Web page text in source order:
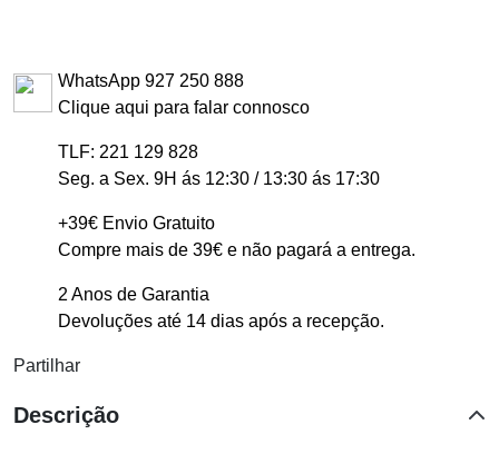
WhatsApp 927 250 888
Clique aqui para falar connosco
TLF: 221 129 828
Seg. a Sex. 9H ás 12:30 / 13:30 ás 17:30
+39€ Envio Gratuito
Compre mais de 39€ e não pagará a entrega.
2 Anos de Garantia
Devoluções até 14 dias após a recepção.
Partilhar
Descrição